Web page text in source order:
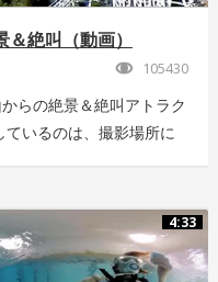
絶叫（動画）
105430
らの絶景＆絶叫アトラク
いるのは、撮影場所に
外周を回っている「ドド
した。リニューアル後に
4:33